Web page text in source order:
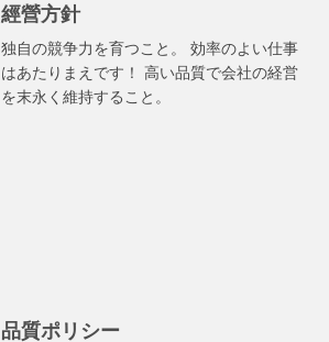
經營方針
独自の競争力を育つこと。 効率のよい仕事
はあたりまえです！ 高い品質で会社の経営
を末永く維持すること。
品質ポリシー